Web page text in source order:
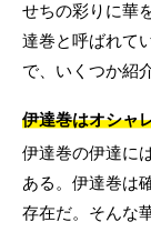
せちの彩りに華
達巻と呼ばれて
で、いくつか紹
伊達巻はオシャ
伊達巻の伊達に
ある。伊達巻は
存在だ。そんな